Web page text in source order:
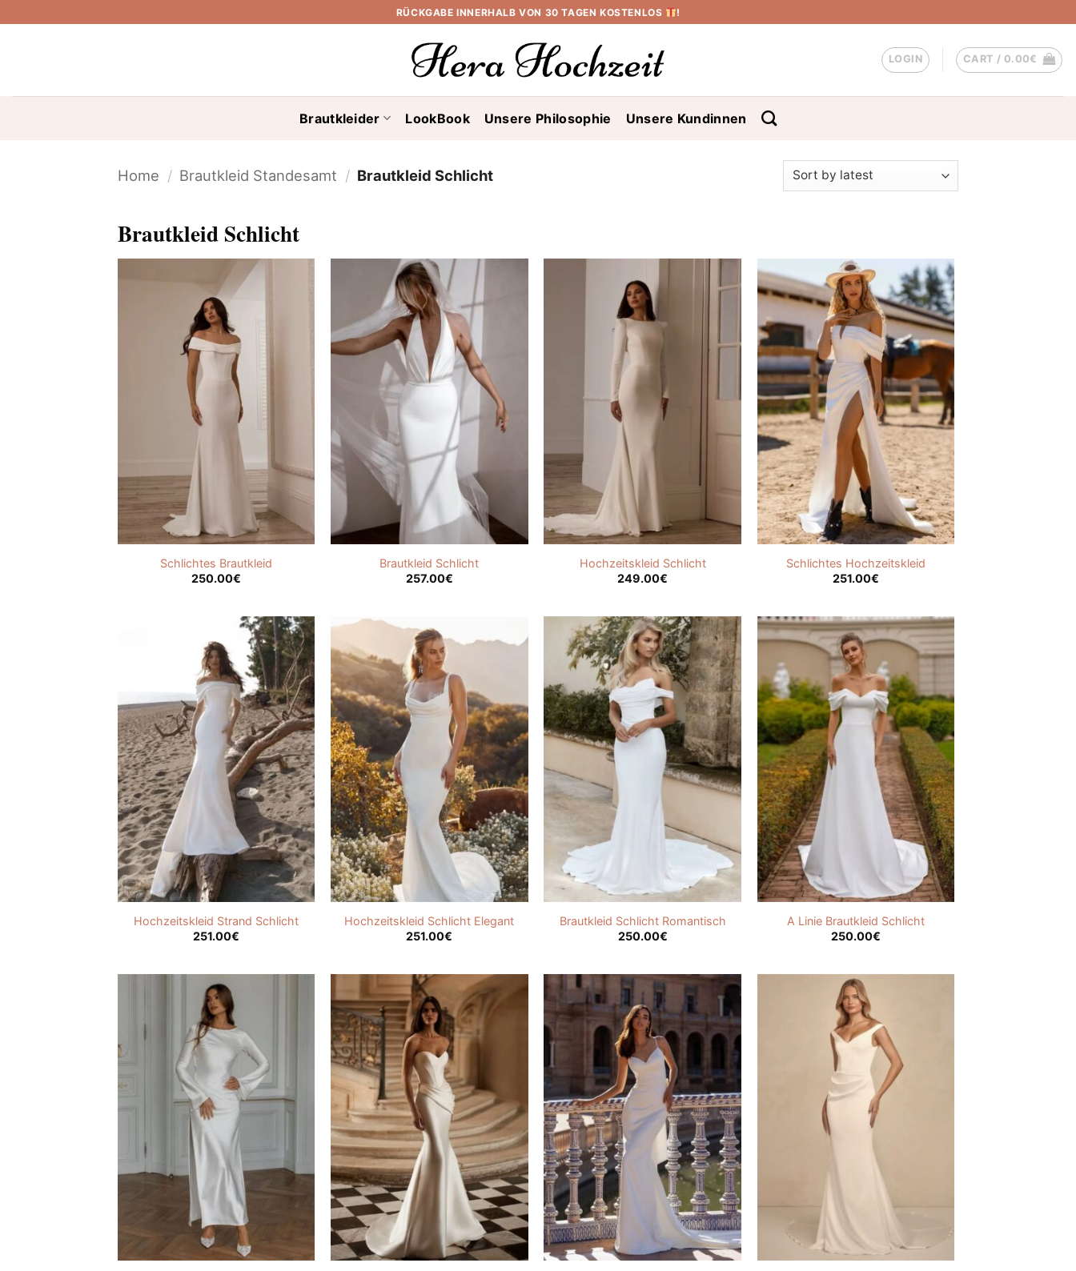
to
RÜCKGABE INNERHALB VON 30 TAGEN KOSTENLOS !
LOGIN CART / 0.00€
Brautkleider LookBook Unsere Philosophie Unsere Kundinnen
Home / Brautkleid Standesamt / Brautkleid Schlicht
Brautkleid Schlicht
Schlichtes Brautkleid
250.00€
Brautkleid Schlicht
257.00€
Hochzeitskleid Schlicht
249.00€
Schlichtes Hochzeitskleid
251.00€
Hochzeitskleid Strand Schlicht
251.00€
Hochzeitskleid Schlicht Elegant
251.00€
Brautkleid Schlicht Romantisch
250.00€
A Linie Brautkleid Schlicht
250.00€